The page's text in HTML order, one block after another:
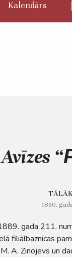
Kalendārs
1890. gads
gada 211.
filiālbaznīcas
A. Zinojevs un